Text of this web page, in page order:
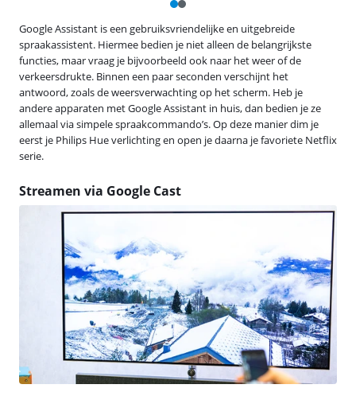
Google Assistant is een gebruiksvriendelijke en uitgebreide
spraakassistent. Hiermee bedien je niet alleen de belangrijkste
functies, maar vraag je bijvoorbeeld ook naar het weer of de
verkeersdrukte. Binnen een paar seconden verschijnt het
antwoord, zoals de weersverwachting op het scherm. Heb je
andere apparaten met Google Assistant in huis, dan bedien je ze
allemaal via simpele spraakcommando’s. Op deze manier dim je
eerst je Philips Hue verlichting en open je daarna je favoriete Netflix
serie.
Streamen via Google Cast